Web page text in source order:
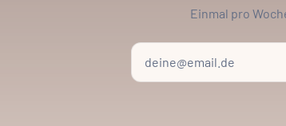
Einmal pro